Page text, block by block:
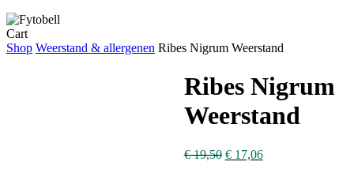
CartClose
Cart
Shop Weerstand & allergenen Ribes Nigrum Weerstand
Ribes Nigrum
Weerstand
€19,50 €17,06